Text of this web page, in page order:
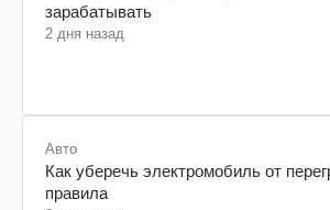
зарабатывать
2 дня назад
Авто
Как уберечь электромобиль от
правила